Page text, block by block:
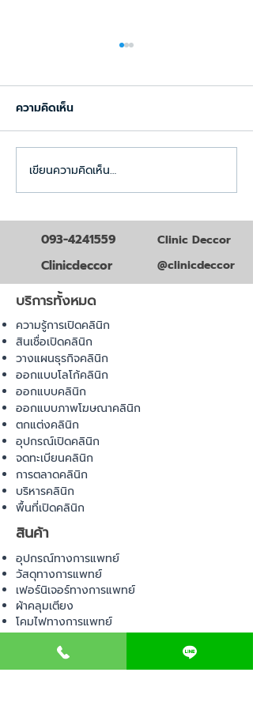
ระบบจัดการคลินิกที่ล้าสมัย
อาจทำให้สูญเสียรายได้ถึง
20%
ความคิดเห็น
เขียนความคิดเห็น…
093-4241559
Clinicdeccor
Clinic Deccor
@clinicdeccor
บริการทั้งหมด
ความรู้การเปิดคลินิก
สินเชื่อเปิดคลินิก
วางแผนธุรกิจคลินิก
ออกแบบโลโก้คลินิก
ออกแบบคลินิก
ออกแบบภาพโฆษณาคลินิก
ตกแต่งคลินิก
อุปกรณ์เปิดคลินิก
จดทะเบียนคลินิก
การตลาดคลินิก
บริหารคลินิก
พื้นที่เปิดคลินิก
สินค้า
อุปกรณ์ทางการแพทย์
วัสดุทางการแพทย์
เฟอร์นิเจอร์ทางการแพทย์
ผ้าคลุมเตียง
โคมไฟทางการแพทย์
ชุดยูนิฟอร์ม
COMMUNITY